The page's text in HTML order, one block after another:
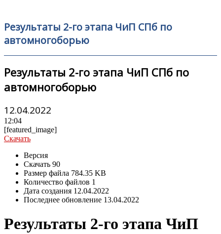
Результаты 2-го этапа ЧиП СПб по
автомногоборью
Результаты 2-го этапа ЧиП СПб по
автомногоборью
12.04.2022
12:04
[featured_image]
Скачать
Версия
Скачать 90
Размер файла 784.35 KB
Количество файлов 1
Дата создания 12.04.2022
Последнее обновление 13.04.2022
Результаты 2-го этапа ЧиП